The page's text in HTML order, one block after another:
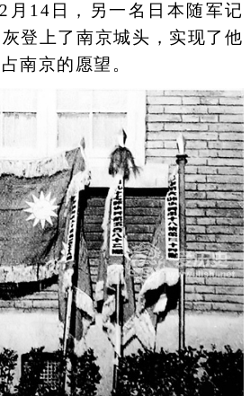
月14日，另一名日本随军记
登上了南京城头，实现了他
南京的愿望。